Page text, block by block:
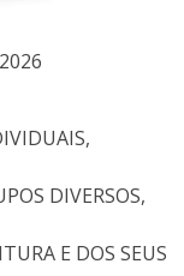
DIVERSOS,
E DOS SEUS